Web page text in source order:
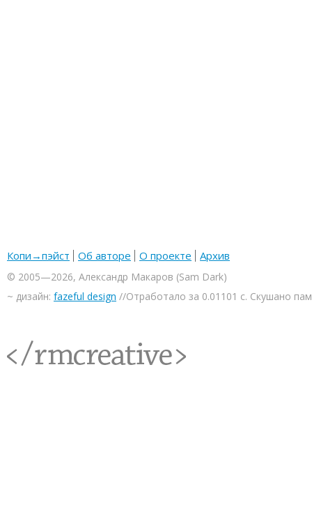
Копи→пэйст Об авторе О проекте Архив
© 2005—2026, Александр Макаров (Sam Dark)
~ дизайн: fazeful design //Отработало за 0.01101 с. Скушано
<rmcreative/>